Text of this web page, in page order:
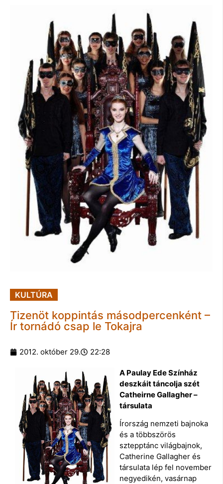
KULTÚRA
Tizenöt koppintás másodpercenként –
Ír tornádó csap le Tokajra
2012. október 29. 22:28
A Paulay Ede Színház
deszkáit táncolja szét
Catheirne Gallagher –
társulata
Írország nemzeti bajnoka
és a többszörös
sztepptánc világbajnok,
Catherine Gallagher és
társulata lép fel november
negyedikén, vasárnap